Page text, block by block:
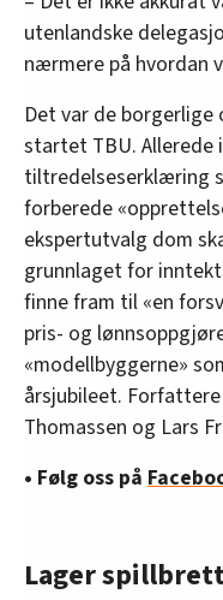
utenlandske
nærmere på hvordan
Det var de
startet TBU.
tiltredelseserklæring
forberede
ekspertutvalg dom
grunnlaget for
finne fram til «en
pris- og
«modellbyggerne»
årsjubileet.
Thomassen og Lars
• Følg oss på
Lager